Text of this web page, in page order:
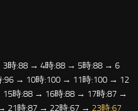
時:88 → 4時:88 → 5時:88 → 6
→ 10時:100 → 11時:100 → 12
時:88 → 16時:88 → 17時:87 →
21時:87 → 22時:67 → 23時:67